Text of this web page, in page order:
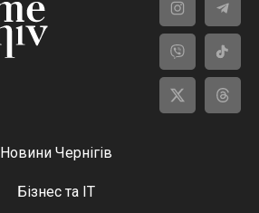
Новини Чернігів
Бізнес та ІТ